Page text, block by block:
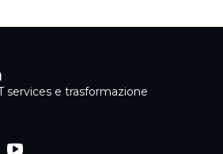
services e trasformazione